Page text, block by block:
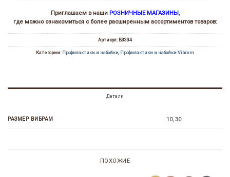
Приглашаем в наши РОЗНИЧНЫЕ МАГАЗИНЫ,
где можно ознакомиться с более расширенным ассортиментов товаров:
Артикул: В3334
Категории: Профилактики и набойки, Профилактики и набойки Vibram
Детали
РАЗМЕР ВИБРАМ 10, 30
ПОХОЖИЕ